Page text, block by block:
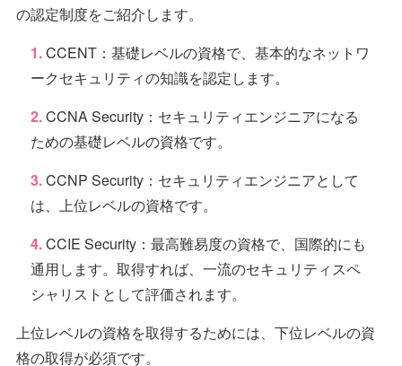
の認定制度をご紹介します。
CCENT：基礎レベルの資格で、基本的なネットワ
ークセキュリティの知識を認定します。
CCNA Security：セキュリティエンジニアになる
ための基礎レベルの資格です。
CCNP Security：セキュリティエンジニアとして
は、上位レベルの資格です。
CCIE Security：最高難易度の資格で、国際的にも
通用します。取得すれば、一流のセキュリティスペ
シャリストとして評価されます。
上位レベルの資格を取得するためには、下位レベルの資
格の取得が必須です。